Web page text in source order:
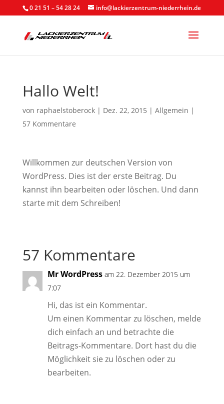
0 21 51 – 54 28 24 info@lackierzentrum-niederrhein.de
Hallo Welt!
von raphaelstoberock| Dez. 22, 2015 | Allgemein |
57 Kommentare
Willkommen zur deutschen Version von
WordPress. Dies ist der erste Beitrag. Du
kannst ihn bearbeiten oder löschen. Und dann
starte mit dem Schreiben!
57 Kommentare
Mr WordPress am 22. Dezember 2015 um
7:07
Hi, das ist ein Kommentar.
Um einen Kommentar zu löschen, melde
dich einfach an und betrachte die
Beitrags-Kommentare. Dort hast du die
Möglichkeit sie zu löschen oder zu
bearbeiten.